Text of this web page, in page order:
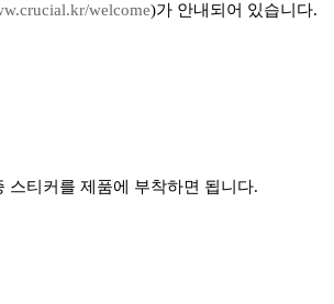
welcome)가 안내되어 있습니다.
스티커를 제품에 부착하면 됩니다.